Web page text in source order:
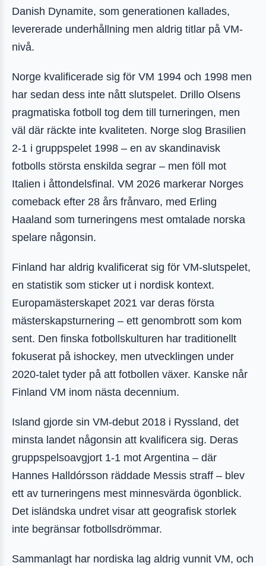
Danish Dynamite, som generationen kallades,
levererade underhållning men aldrig titlar på VM-
nivå.
Norge kvalificerade sig för VM 1994 och 1998 men
har sedan dess inte nått slutspelet. Drillo Olsens
pragmatiska fotboll tog dem till turneringen, men
väl där räckte inte kvaliteten. Norge slog Brasilien
2-1 i gruppspelet 1998 – en av skandinavisk
fotbolls största enskilda segrar – men föll mot
Italien i åttondelsfinal. VM 2026 markerar Norges
comeback efter 28 års frånvaro, med Erling
Haaland som turneringens mest omtalade norska
spelare någonsin.
Finland har aldrig kvalificerat sig för VM-slutspelet,
en statistik som sticker ut i nordisk kontext.
Europamästerskapet 2021 var deras första
mästerskapsturnering – ett genombrott som kom
sent. Den finska fotbollskulturen har traditionellt
fokuserat på ishockey, men utvecklingen under
2020-talet tyder på att fotbollen växer. Kanske når
Finland VM inom nästa decennium.
Island gjorde sin VM-debut 2018 i Ryssland, det
minsta landet någonsin att kvalificera sig. Deras
gruppspelsoavgjort 1-1 mot Argentina – där
Hannes Halldórsson räddade Messis straff – blev
ett av turneringens mest minnesvärda ögonblick.
Det isländska undret visar att geografisk storlek
inte begränsar fotbollsdrömmar.
Sammanlagt har nordiska lag aldrig vunnit VM, och